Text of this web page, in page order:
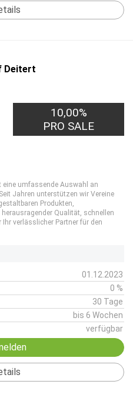
Deitert
10,00%
PRO SALE
eine umfassende Auswahl an
Jahren unterstützen wir Vereine
Produkten,
Qualität, schnellen
verlässlicher Partner für den
01.12.2023
0 %
30 Tage
bis 6 Wochen
verfügbar